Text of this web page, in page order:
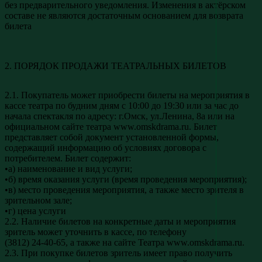
без предварительного уведомления. Изменения в актёрском
составе не являются достаточным основанием для возврата
билета
2. ПОРЯДОК ПРОДАЖИ ТЕАТРАЛЬНЫХ БИЛЕТОВ
2.1. Покупатель может приобрести билеты на мероприятия в
кассе театра по будним дням с 10:00 до 19:30 или за час до
начала спектакля по адресу: г.Омск, ул.Ленина, 8а или на
официальном сайте театра www.omskdrama.ru. Билет
представляет собой документ установленной формы,
содержащий информацию об условиях договора с
потребителем. Билет содержит:
•а) наименование и вид услуги;
•б) время оказания услуги (время проведения мероприятия);
•в) место проведения мероприятия, а также место зрителя в
зрительном зале;
•г) цена услуги
2.2. Наличие билетов на конкретные даты и мероприятия
зритель может уточнить в кассе, по телефону
(3812) 24-40-65, а также на сайте Театра www.omskdrama.ru.
2.3. При покупке билетов зритель имеет право получить